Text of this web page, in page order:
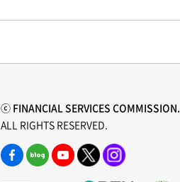
ⓒ FINANCIAL SERVICES COMMISSION.
ALL RIGHTS RESERVED.